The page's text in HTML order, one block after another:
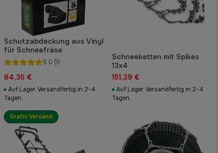
Schutzabdeckung aus Vinyl
für Schneefräse
5.0 (1)
84,35 €
Auf Lager. Versandfertig in 2-4
Tagen.
Schneeketten mit Spikes
13x4
151,39 €
Auf Lager. Versandfertig in 2-4
Tagen.
Gratis Versand